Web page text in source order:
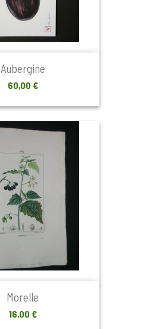
Aubergine
Prix
60,00 €
Morelle
Prix
16,00 €